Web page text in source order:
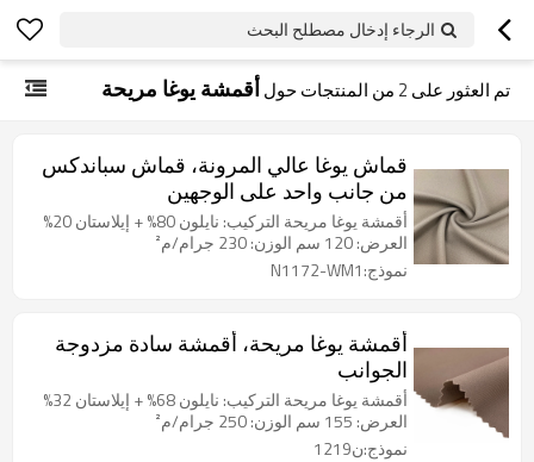
الرجاء إدخال مصطلح البحث
تم العثور على 2 من المنتجات حولأقمشة يوغا مريحة
قماش يوغا عالي المرونة، قماش سباندكس
من جانب واحد على الوجهين
أقمشة يوغا مريحة التركيب: نايلون 80% + إيلاستان 20%
العرض: 120 سم الوزن: 230 جرام/م²
نموذج:N1172-WM1
أقمشة يوغا مريحة، أقمشة سادة مزدوجة
الجوانب
أقمشة يوغا مريحة التركيب: نايلون 68% + إيلاستان 32%
العرض: 155 سم الوزن: 250 جرام/م²
نموذج:ن1219